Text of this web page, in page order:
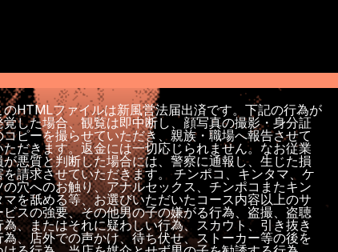
のHTMLファイルは新風営法届出済です。下記の行為が
覚した場合、観覧は即中断し、顔写真の撮影・身分証
コピーを撮らせていただき、親族・職場へ報告させて
ただきます。返金には一切応じられません。なお従業
が悪質と判断した場合には、警察に通報し、生じた損
を請求させていただきます。 チンポコ、キンタマ、ケ
の穴へのお触り、アナルセックス、チンポコまたキン
マを舐める等、お選びいただいたコース内容以上のサ
ビスの強要、その他男の子の嫌がる行為、盗撮、盗聴
為、またはそれに疑わしい行為、スカウト、引き抜き
為、店外での声かけ、待ち伏せ、ストーカー等の後を